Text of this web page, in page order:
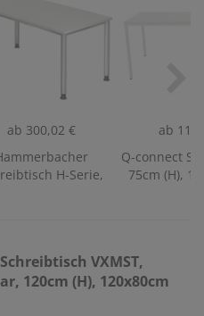
ab 300,02 €
H-Serie,
ab
Q-connect
75cm (H),
VXMST,
120cm (H), 120x80cm